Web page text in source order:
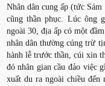
Nhân dân cung ấp (tức
cũng thần phục. Lúc ông
ngoài 30, địa ấp có một
nhân dân thường cúng trừ
hành lễ trước thần, cúi xin
đó nhân gian cầu đảo việc
xuất du ra ngoài chiều